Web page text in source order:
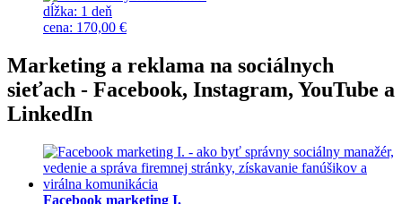
dĺžka: 1 deň
cena: 170,00 €
Marketing a reklama na sociálnych
sieťach - Facebook, Instagram, YouTube a
LinkedIn
Facebook marketing I.